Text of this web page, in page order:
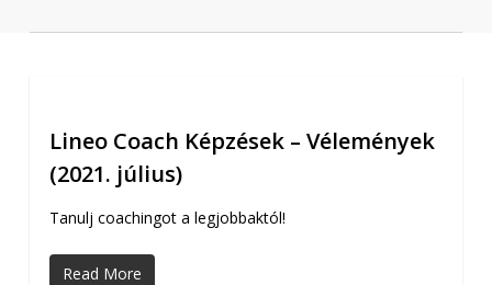
Lineo Coach Képzések – Vélemények
(2021. július)
Tanulj coachingot a legjobbaktól!
Read More